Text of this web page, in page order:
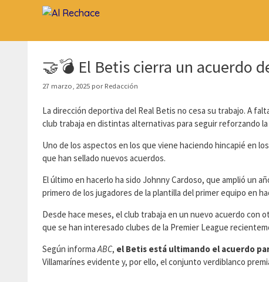
🤝💣 El Betis cierra un acuerdo
27 marzo, 2025 porRedacción
La dirección deportiva del Real Betis no cesa su trabajo. A
club trabaja en distintas alternativas para seguir reforzando la
Uno de los aspectos en los que viene haciendo hincapié en
que han sellado nuevos acuerdos.
El último en hacerlo ha sido Johnny Cardoso, que amplió un
primero de los jugadores de la plantilla del primer equipo en
Desde hace meses, el club trabaja en un nuevo acuerdo con
que se han interesado clubes de la Premier League
Según informaABC, el Betis está ultimando el acuerdo
Villamarínes evidente y, por ello, el conjunto verdiblanco